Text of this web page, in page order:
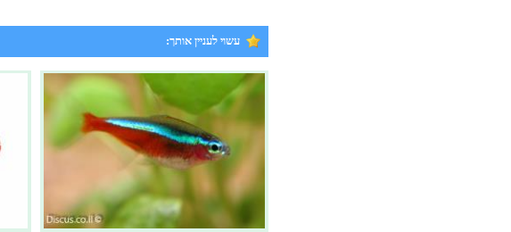
עשוי לעניין אותך: